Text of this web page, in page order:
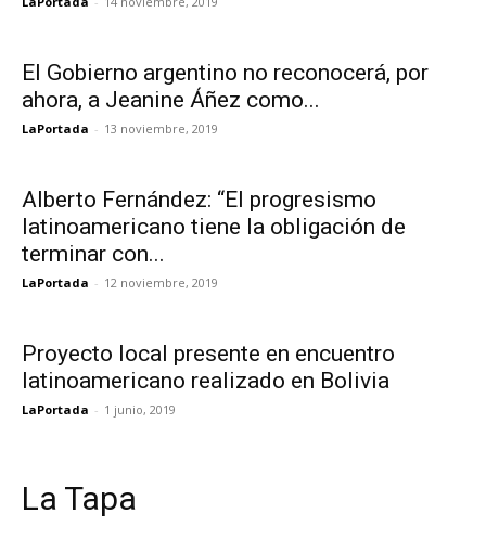
El Gobierno argentino no reconocerá, por
ahora, a Jeanine Áñez como...
LaPortada - 13 noviembre, 2019
Alberto Fernández: “El progresismo
latinoamericano tiene la obligación de
terminar con...
LaPortada - 12 noviembre, 2019
Proyecto local presente en encuentro
latinoamericano realizado en Bolivia
LaPortada - 1 junio, 2019
La Tapa